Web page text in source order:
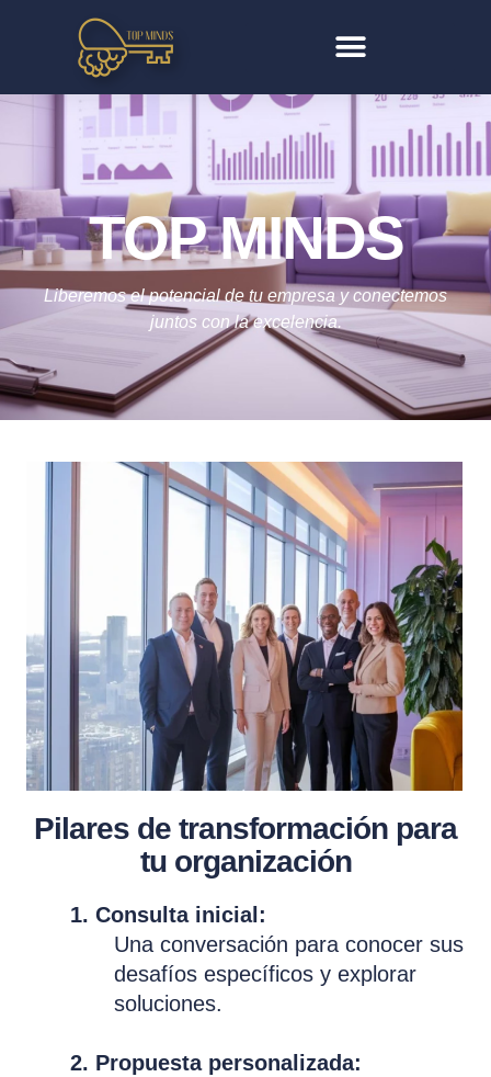
TOP MINDS
Liberemos el potencial de tu empresa y conectemos
juntos con la excelencia.
Pilares de transformación para
tu organización
1. Consulta inicial:
Una conversación para conocer sus
desafíos específicos y explorar
soluciones.
2. Propuesta personalizada: